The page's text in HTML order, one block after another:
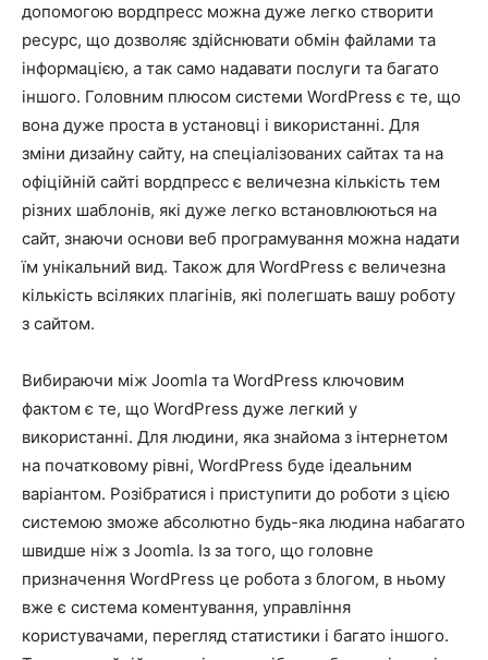
допомогою вордпресс можна дуже легко створити
ресурс, що дозволяє здійснювати обмін файлами та
інформацією, а так само надавати послуги та багато
іншого. Головним плюсом системи WordPress є те, що
вона дуже проста в установці і використанні. Для
зміни дизайну сайту, на спеціалізованих сайтах та на
офіційній сайті вордпресс є величезна кількість тем
різних шаблонів, які дуже легко встановлюються на
сайт, знаючи основи веб програмування можна надати
їм унікальний вид. Також для WordPress є величезна
кількість всіляких плагінів, які полегшать вашу роботу
з сайтом.
Вибираючи між Joomla та WordPress ключовим
фактом є те, що WordPress дуже легкий у
використанні. Для людини, яка знайома з інтернетом
на початковому рівні, WordPress буде ідеальним
варіантом. Розібратися і приступити до роботи з цією
системою зможе абсолютно будь-яка людина набагато
швидше ніж з Joomla. Із за того, що головне
призначення WordPress це робота з блогом, в ньому
вже є система коментування, управління
користувачами, перегляд статистики і багато іншого.